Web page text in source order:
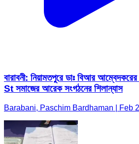
বারাবনী: নিয়ামতপুরে ডাঃ বিআর
St সমাজের আরেক সংগঠনের শিলান্যাস
Barabani, Paschim Bardhaman | Feb